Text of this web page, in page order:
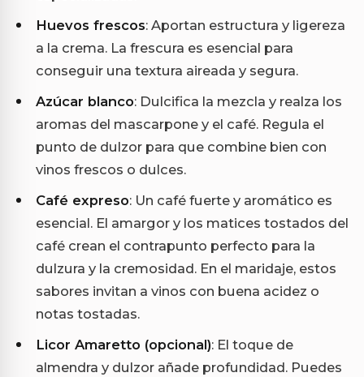
Huevos frescos: Aportan estructura y ligereza
a la crema. La frescura es esencial para
conseguir una textura aireada y segura.
Azúcar blanco: Dulcifica la mezcla y realza los
aromas del mascarpone y el café. Regula el
punto de dulzor para que combine bien con
vinos frescos o dulces.
Café expreso: Un café fuerte y aromático es
esencial. El amargor y los matices tostados del
café crean el contrapunto perfecto para la
dulzura y la cremosidad. En el maridaje, estos
sabores invitan a vinos con buena acidez o
notas tostadas.
Licor Amaretto (opcional): El toque de
almendra y dulzor añade profundidad. Puedes